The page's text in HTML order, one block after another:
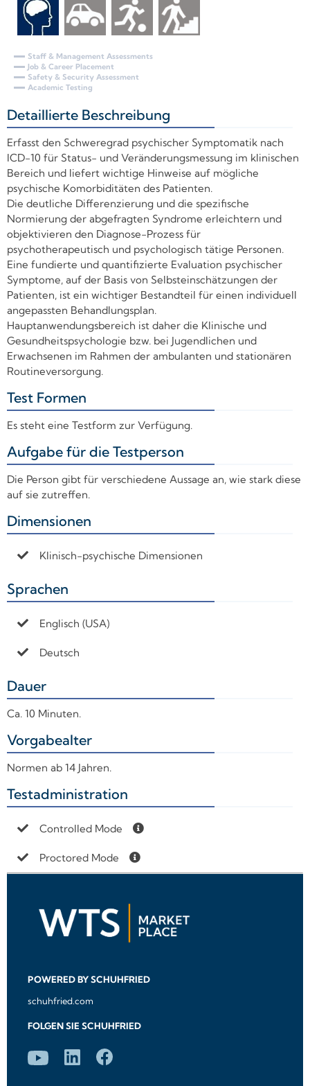
Staff & Management Assessments
Job & Career Placement
Safety & Security Assessment
Academic Testing
Detaillierte Beschreibung
Erfasst den Schweregrad psychischer Symptomatik nach
ICD-10 für Status- und Veränderungsmessung im klinischen
Bereich und liefert wichtige Hinweise auf mögliche
psychische Komorbiditäten des Patienten.
Die deutliche Differenzierung und die spezifische
Normierung der abgefragten Syndrome erleichtern und
objektivieren den Diagnose-Prozess für
psychotherapeutisch und psychologisch tätige Personen.
Eine fundierte und quantifizierte Evaluation psychischer
Symptome, auf der Basis von Selbsteinschätzungen der
Patienten, ist ein wichtiger Bestandteil für einen individuell
angepassten Behandlungsplan.
Hauptanwendungsbereich ist daher die Klinische und
Gesundheitspsychologie bzw. bei Jugendlichen und
Erwachsenen im Rahmen der ambulanten und stationären
Routineversorgung.
Test Formen
Es steht eine Testform zur Verfügung.
Aufgabe für die Testperson
Die Person gibt für verschiedene Aussage an, wie stark diese
auf sie zutreffen.
Dimensionen
Klinisch-psychische Dimensionen
Sprachen
Englisch (USA)
Deutsch
Dauer
Ca. 10 Minuten.
Vorgabealter
Normen ab 14 Jahren.
Testadministration
Controlled Mode
Proctored Mode
POWERED BY SCHUHFRIED
schuhfried.com
FOLGEN SIE SCHUHFRIED